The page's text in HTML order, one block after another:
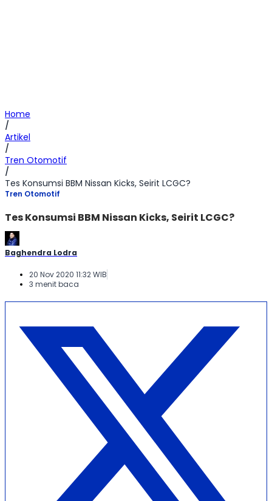
Home
/
Artikel
/
Tren Otomotif
/
Tes Konsumsi BBM Nissan Kicks, Seirit LCGC?
Tren Otomotif
Tes Konsumsi BBM Nissan Kicks, Seirit LCGC?
Baghendra Lodra
20 Nov 2020 11:32 WIB
3 menit baca